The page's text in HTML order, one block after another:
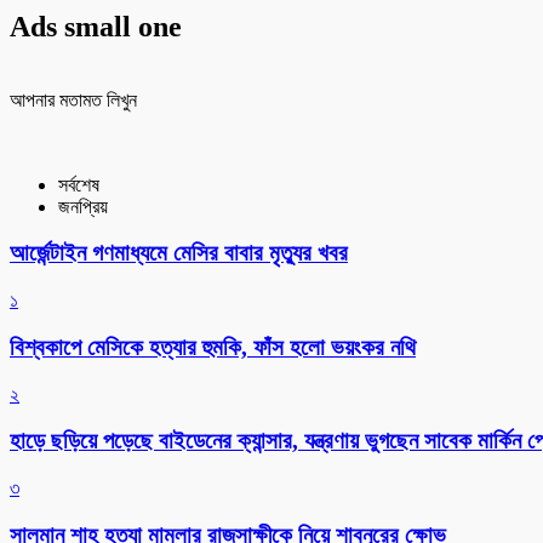
Ads small one
আপনার মতামত লিখুন
সর্বশেষ
জনপ্রিয়
আর্জেন্টাইন গণমাধ্যমে মেসির বাবার মৃত্যুর খবর
১
বিশ্বকাপে মেসিকে হত্যার হুমকি, ফাঁস হলো ভয়ংকর নথি
২
হাড়ে ছড়িয়ে পড়েছে বাইডেনের ক্যান্সার, যন্ত্রণায় ভুগছেন সাবেক মার্কিন
৩
সালমান শাহ হত্যা মামলার রাজসাক্ষীকে নিয়ে শাবনূরের ক্ষোভ